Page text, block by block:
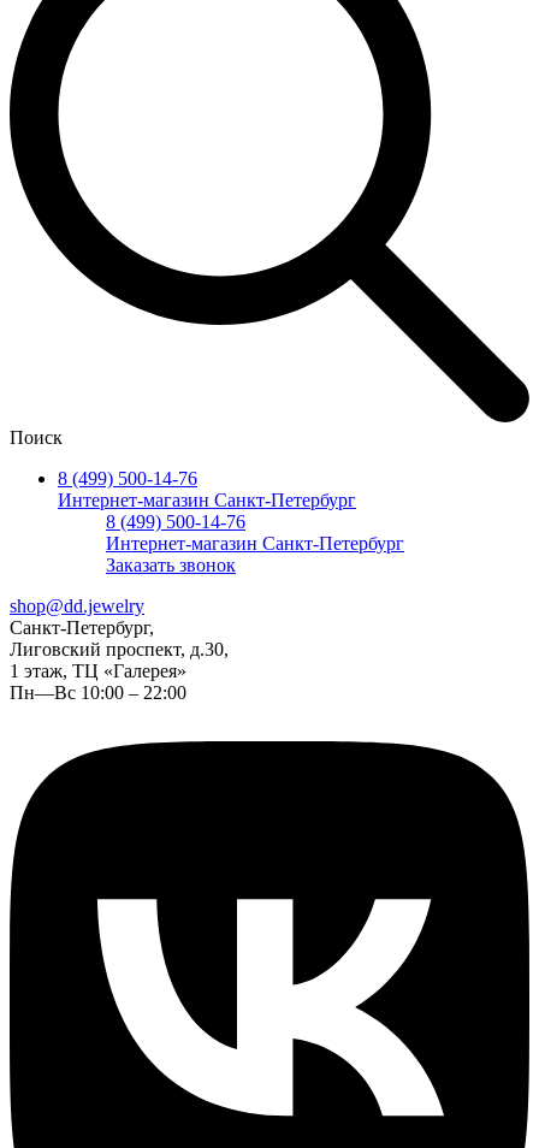
Поиск
8 (499) 500-14-76
Интернет-магазин Санкт-Петербург
8 (499) 500-14-76
Интернет-магазин Санкт-Петербург
Заказать звонок
shop@dd.jewelry
Санкт-Петербург,
Лиговский проспект, д.30,
1 этаж, ТЦ «Галерея»
Пн—Вс 10:00 – 22:00